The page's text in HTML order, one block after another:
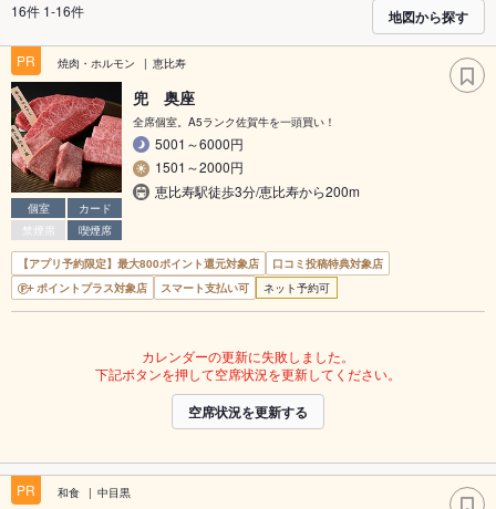
16件 1-16件 地図から探す
PR 焼肉・ホルモン 恵比寿
個室
カード
禁煙席
喫煙席
兜 奥座
全席個室。A5ランク佐賀牛を一頭買い！
5001～6000円
1501～2000円
恵比寿駅徒歩3分/恵比寿から200m
【アプリ予約限定】最大800ポイント還元対象店
口コミ投稿特典対象店
ポイントプラス対象店
スマート支払い可 ネット予約可
カレンダーの更新に失敗しました。
下記ボタンを押して空席状況を更新してください。
空席状況を更新する
PR 和食 中目黒